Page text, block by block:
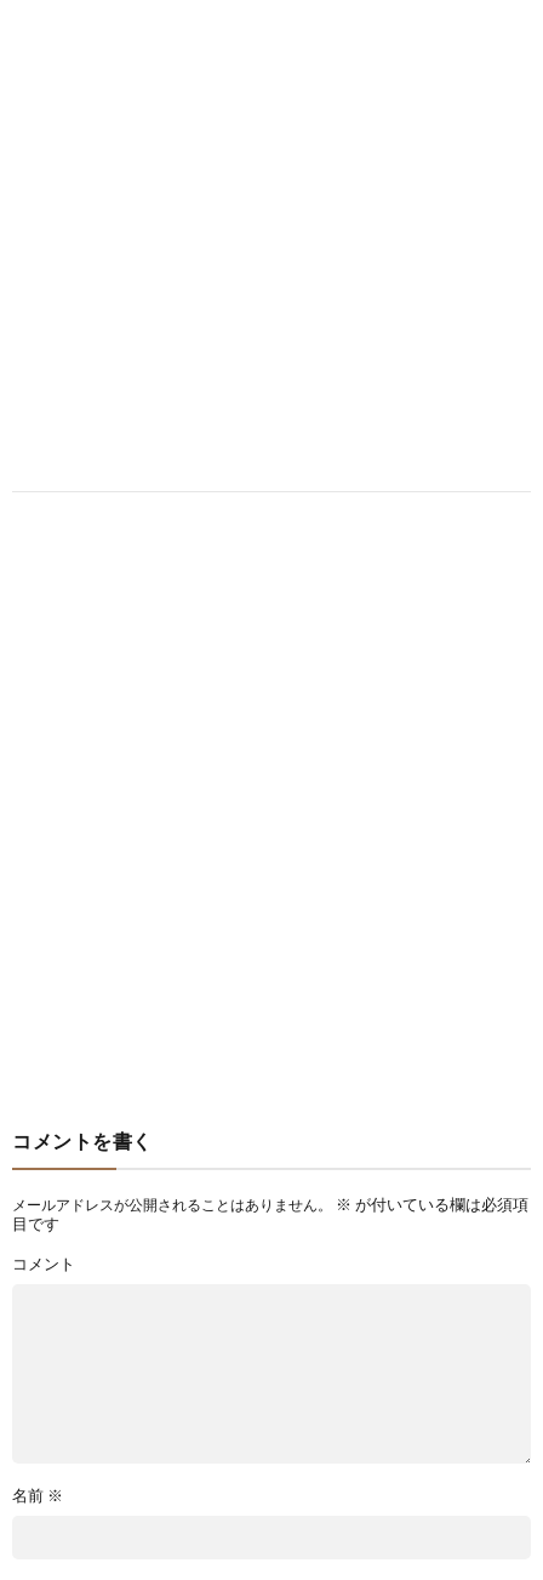
コメントを書く
メールアドレスが公開されることはありません。 ※ が付いている欄は必須項
目です
コメント
名前 ※